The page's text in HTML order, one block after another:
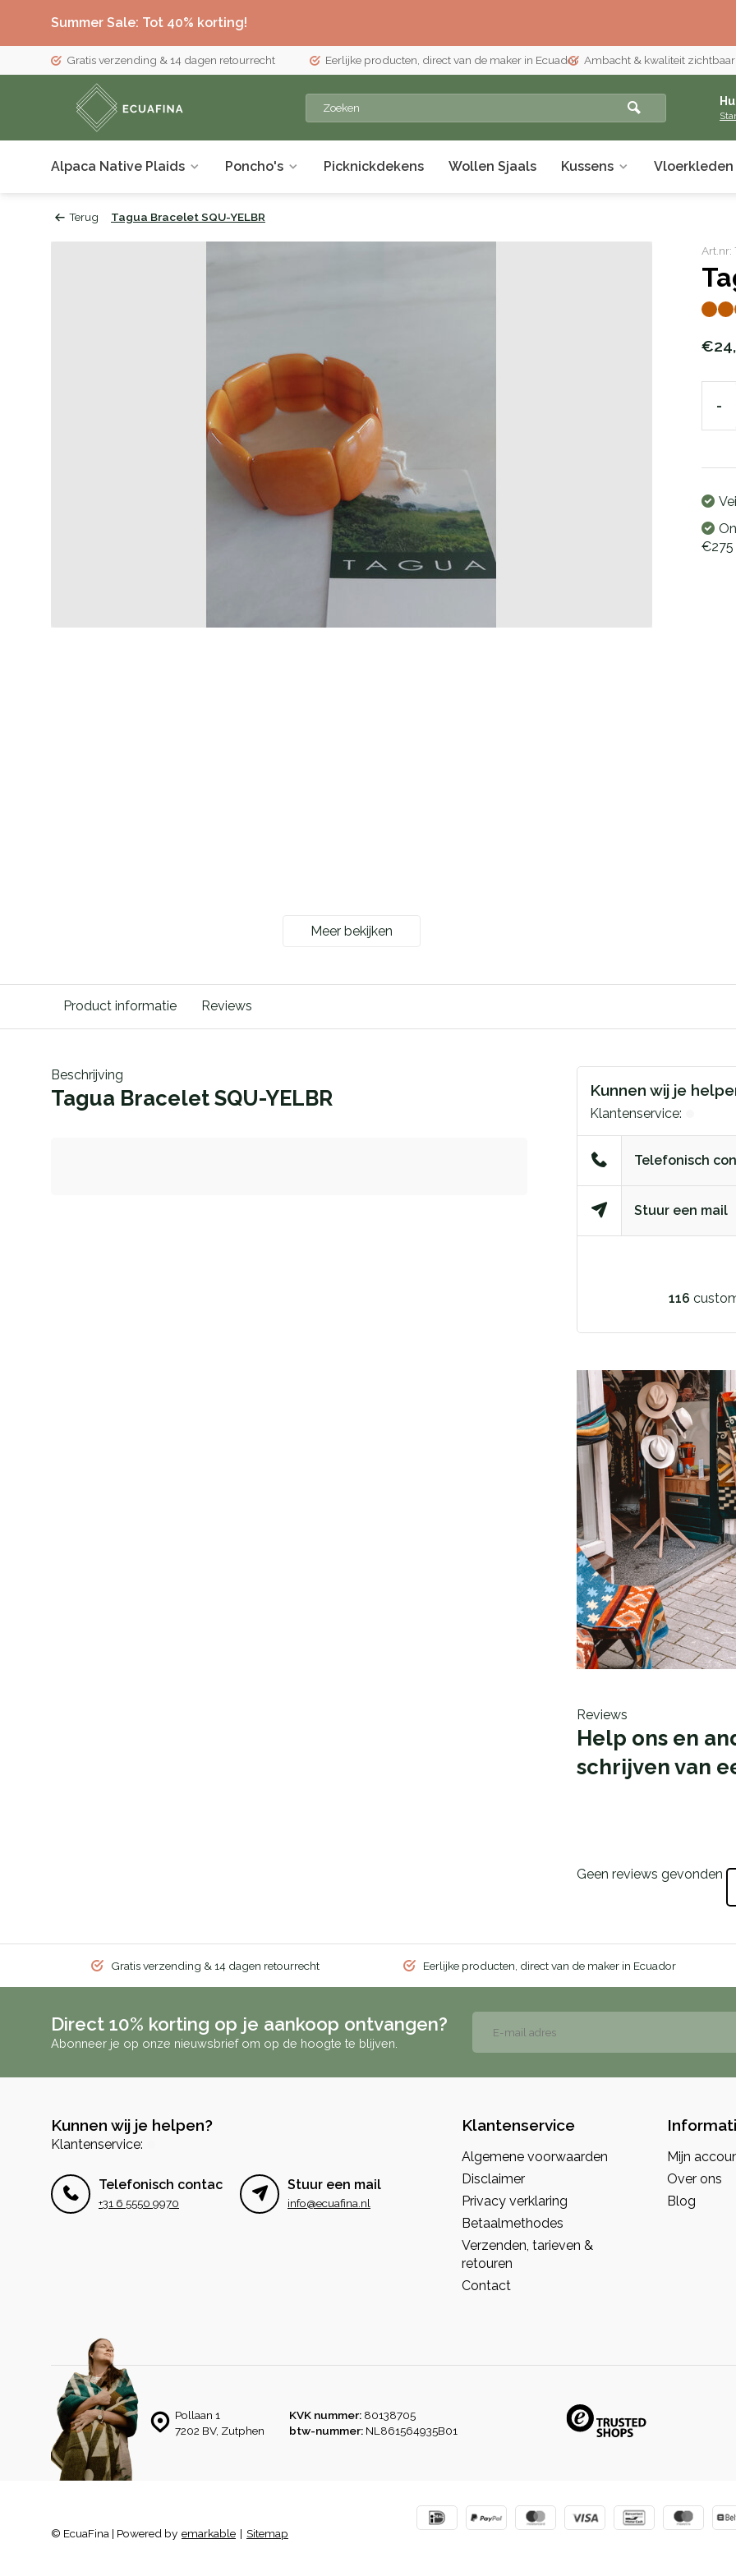
Summer Sale: Tot 40% korting!
Gratis verzending & 14 dagen retourrecht Eerlijke producten, direct van de maker in Ecuador Ambacht & kwaliteit
Alpaca Native Plaids Poncho's Picknickdekens Wollen Sjaals Kussens Vloerkleden
Terug Tagua Bracelet SQU-YELBR
Meer bekijken
Art.nr:
-
€275
Product informatie Reviews
Beschrijving
Tagua Bracelet SQU-YELBR Kunnen wij je
Klantenservice:
Telefonisch
Stuur een mail
116
Reviews
Help ons en
schrijven van
Geen reviews gevonden
Gratis verzending & 14 dagen retourrecht Eerlijke producten, direct van de maker in Ecuador
Direct 10% korting op je aankoop ontvangen?
Abonneer je op onze nieuwsbrief om op de hoogte te blijven.
Kunnen wij je helpen?
Klantenservice:
Telefonisch contact
+31 6 5550 9970
Stuur een mail
info@ecuafina.nl
Klantenservice
Algemene voorwaarden
Disclaimer
Privacy verklaring
Betaalmethodes
Verzenden, tarieven &
retouren
Contact
Mijn
Over ons
Blog
Pollaan 1
7202 BV, Zutphen
KVK nummer: 80138705
btw-nummer: NL861564935B01
© EcuaFina | Powered by emarkable | Sitemap